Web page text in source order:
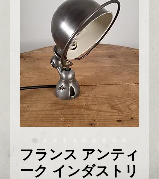
フランス アンティ
ーク インダストリ